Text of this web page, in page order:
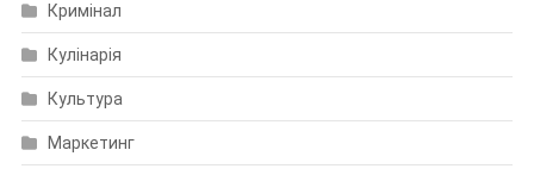
Кримінал
Кулінарія
Культура
Маркетинг